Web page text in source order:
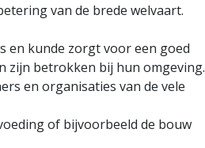
van de brede welvaart.
en kunde zorgt voor een goed
zijn betrokken bij hun omgeving.
en organisaties van de vele
of bijvoorbeeld de bouw